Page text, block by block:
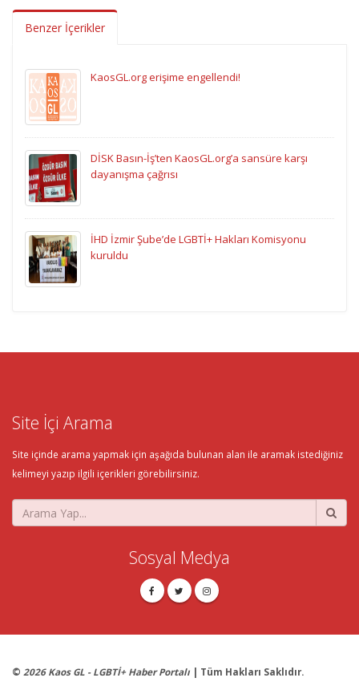
Benzer İçerikler
KaosGL.org erişime engellendi!
DİSK Basın-İş’ten KaosGL.org’a sansüre karşı
dayanışma çağrısı
İHD İzmir Şube’de LGBTİ+ Hakları Komisyonu
kuruldu
Site İçi Arama
Site içinde arama yapmak için aşağıda bulunan alan ile aramak istediğiniz
kelimeyi yazıp ilgili içerikleri görebilirsiniz.
Sosyal Medya
© 2026 Kaos GL - LGBTİ+ Haber Portalı | Tüm Hakları Saklıdır.